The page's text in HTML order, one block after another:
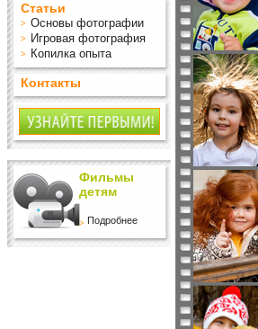
Статьи
Основы фотографии
Игровая фотография
Копилка опыта
Контакты
Фильмы
детям
Подробнее